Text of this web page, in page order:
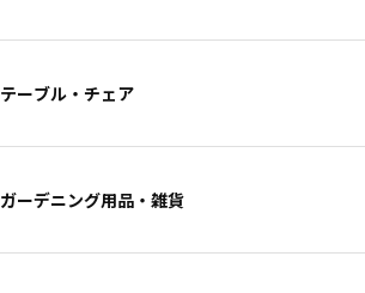
テーブル・チェア
ガーデニング用品・雑貨